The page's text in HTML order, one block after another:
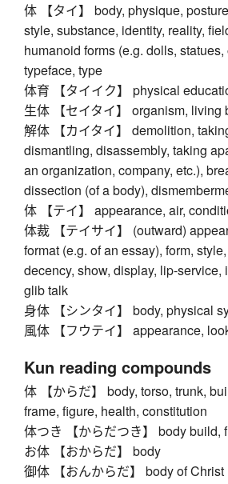
体 【タイ】 body, physique,
style, substance, identity, reality,
humanoid forms (e.g. dolls, statues,
typeface, type
体育 【タイイク】 physical
生体 【セイタイ】 organism, living
解体 【カイタイ】 demolition,
dismantling, disassembly, taking
an organization, company, etc.),
dissection (of a body),
体 【テイ】 appearance, air,
体裁 【テイサイ】 (outward)
format (e.g. of an essay), form,
decency, show, display, lip-service,
glib talk
身体 【シンタイ】 body, physical
風体 【フウテイ】 appearance,
Kun reading compounds
体 【からだ】 body, torso, trunk,
frame, figure, health, constitution
体つき 【からだつき】 body build,
お体 【おからだ】 body
御体 【おんからだ】 body of Christ